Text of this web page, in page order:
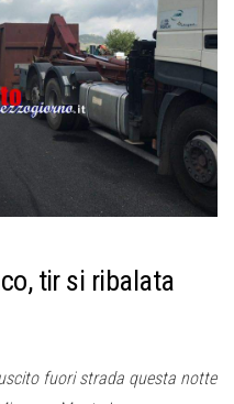
tir si ribalata
fuori strada questa notte